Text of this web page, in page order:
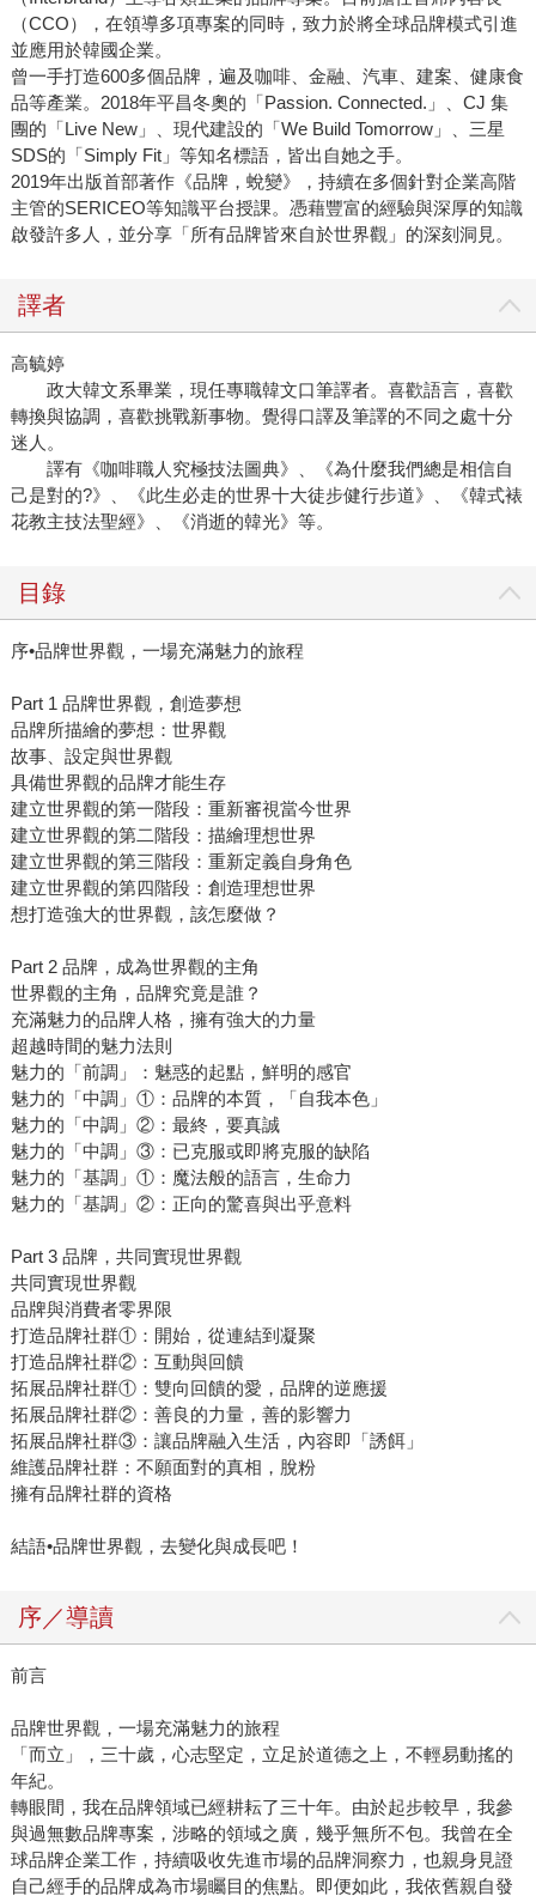
（CCO），在領導多項專案的同時，致力於將全球品牌模式引進
並應用於韓國企業。
曾一手打造600多個品牌，遍及咖啡、金融、汽車、建案、健康食
品等產業。2018年平昌冬奧的「Passion. Connected.」、CJ 集
團的「Live New」、現代建設的「We Build Tomorrow」、三星
SDS的「Simply Fit」等知名標語，皆出自她之手。
2019年出版首部著作《品牌，蛻變》，持續在多個針對企業高階
主管的SERICEO等知識平台授課。憑藉豐富的經驗與深厚的知識
啟發許多人，並分享「所有品牌皆來自於世界觀」的深刻洞見。
譯者
高毓婷
政大韓文系畢業，現任專職韓文口筆譯者。喜歡語言，喜歡
轉換與協調，喜歡挑戰新事物。覺得口譯及筆譯的不同之處十分
迷人。
譯有《咖啡職人究極技法圖典》、《為什麼我們總是相信自
己是對的?》、《此生必走的世界十大徒步健行步道》、《韓式裱
花教主技法聖經》、《消逝的韓光》等。
目錄
序•品牌世界觀，一場充滿魅力的旅程
Part 1 品牌世界觀，創造夢想
品牌所描繪的夢想：世界觀
故事、設定與世界觀
具備世界觀的品牌才能生存
建立世界觀的第一階段：重新審視當今世界
建立世界觀的第二階段：描繪理想世界
建立世界觀的第三階段：重新定義自身角色
建立世界觀的第四階段：創造理想世界
想打造強大的世界觀，該怎麼做？
Part 2 品牌，成為世界觀的主角
世界觀的主角，品牌究竟是誰？
充滿魅力的品牌人格，擁有強大的力量
超越時間的魅力法則
魅力的「前調」：魅惑的起點，鮮明的感官
魅力的「中調」①：品牌的本質，「自我本色」
魅力的「中調」②：最終，要真誠
魅力的「中調」③：已克服或即將克服的缺陷
魅力的「基調」①：魔法般的語言，生命力
魅力的「基調」②：正向的驚喜與出乎意料
Part 3 品牌，共同實現世界觀
共同實現世界觀
品牌與消費者零界限
打造品牌社群①：開始，從連結到凝聚
打造品牌社群②：互動與回饋
拓展品牌社群①：雙向回饋的愛，品牌的逆應援
拓展品牌社群②：善良的力量，善的影響力
拓展品牌社群③：讓品牌融入生活，內容即「誘餌」
維護品牌社群：不願面對的真相，脫粉
擁有品牌社群的資格
結語•品牌世界觀，去變化與成長吧！
序／導讀
前言
品牌世界觀，一場充滿魅力的旅程
「而立」，三十歲，心志堅定，立足於道德之上，不輕易動搖的
年紀。
轉眼間，我在品牌領域已經耕耘了三十年。由於起步較早，我參
與過無數品牌專案，涉略的領域之廣，幾乎無所不包。我曾在全
球品牌企業工作，持續吸收先進市場的品牌洞察力，也親身見證
自己經手的品牌成為市場矚目的焦點。即便如此，我依舊親自發